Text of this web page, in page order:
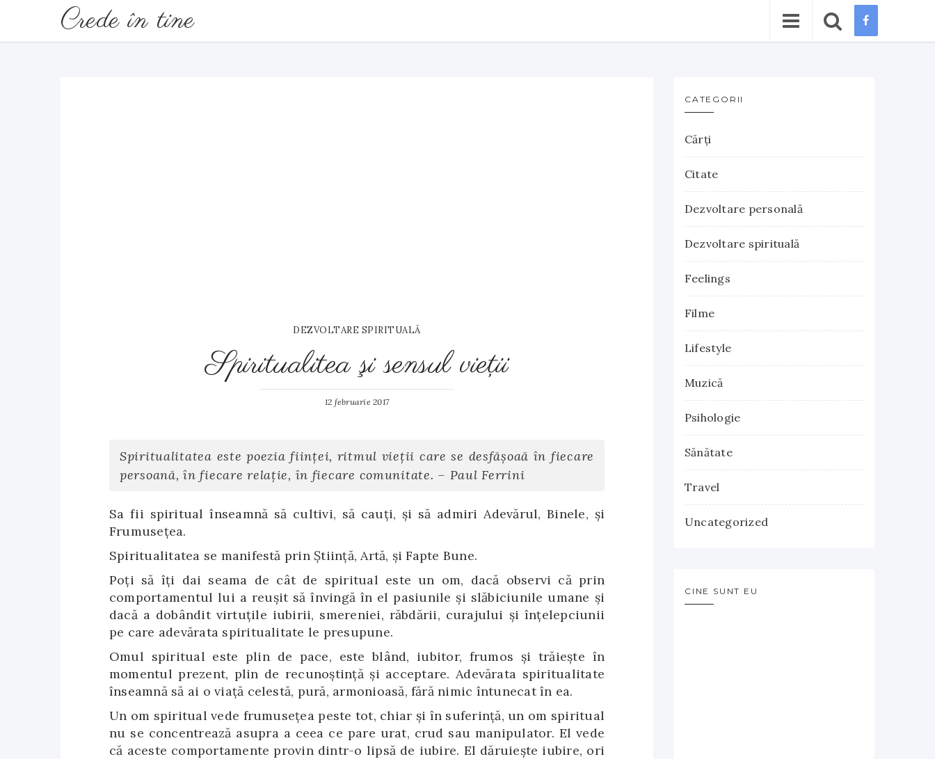
Crede în tine
DEZVOLTARE SPIRITUALĂ
Spiritualitea şi sensul vieţii
12 februarie 2017
Spiritualitatea este poezia ființei, ritmul vieții care se desfășoaă în fiecare
persoană, în fiecare relație, în fiecare comunitate. – Paul Ferrini
Sa fii spiritual înseamnă să cultivi, să cauți, și să admiri Adevărul, Binele, și
Frumusețea.
Spiritualitatea se manifestă prin Știință, Artă, și Fapte Bune.
Poți să îți dai seama de cât de spiritual este un om, dacă observi că prin
comportamentul lui a reuşit să învingă în el pasiunile şi slăbiciunile umane şi
dacă a dobândit virtuțile iubirii, smereniei, răbdării, curajului și înţelepciunii
pe care adevărata spiritualitate le presupune.
Omul spiritual este plin de pace, este blând, iubitor, frumos și trăiește în
momentul prezent, plin de recunoștință și acceptare. Adevărata spiritualitate
înseamnă să ai o viaţă celestă, pură, armonioasă, fără nimic întunecat în ea.
Un om spiritual vede frumusețea peste tot, chiar și în suferință, un om spiritual
nu se concentrează asupra a ceea ce pare urat, crud sau manipulator. El vede
că aceste comportamente provin dintr-o lipsă de iubire. El dăruiește iubire, ori
CATEGORII
Cărţi
Citate
Dezvoltare personală
Dezvoltare spirituală
Feelings
Filme
Lifestyle
Muzică
Psihologie
Sănătate
Travel
Uncategorized
CINE SUNT EU